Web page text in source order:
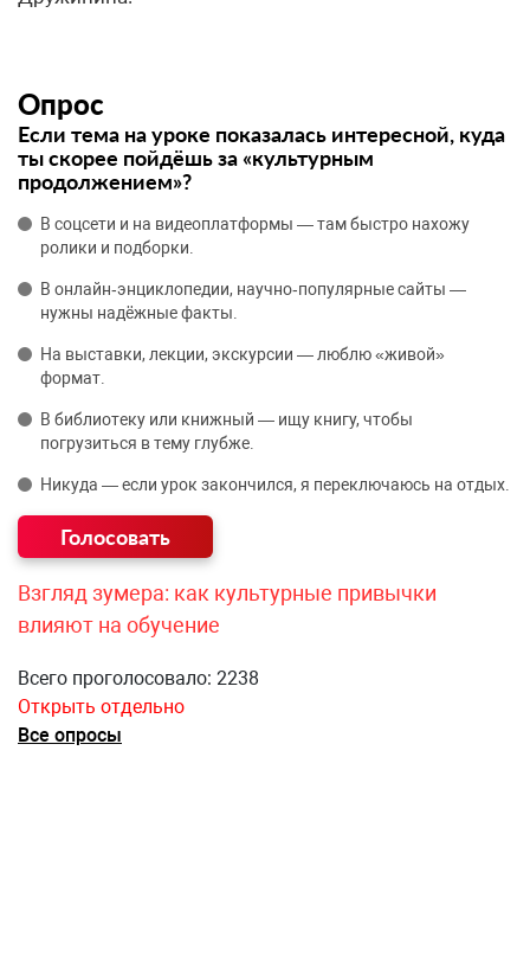
Опрос
Если тема на уроке показалась интересной, куда
ты скорее пойдёшь за «культурным
продолжением»?
В соцсети и на видеоплатформы — там быстро нахожу
ролики и подборки.
В онлайн‑энциклопедии, научно‑популярные сайты —
нужны надёжные факты.
На выставки, лекции, экскурсии — люблю «живой»
формат.
В библиотеку или книжный — ищу книгу, чтобы
погрузиться в тему глубже.
Никуда — если урок закончился, я переключаюсь на отдых.
Взгляд зумера: как культурные привычки
влияют на обучение
Всего проголосовало: 2238
Открыть отдельно
Все опросы